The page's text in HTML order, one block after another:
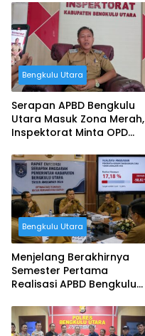
Bengkulu Utara
Serapan APBD Bengkulu
Utara Masuk Zona Merah,
Inspektorat Minta OPD
Bengkulu Utara
Menjelang Berakhirnya
Semester Pertama
Realisasi APBD Bengkulu
Persen